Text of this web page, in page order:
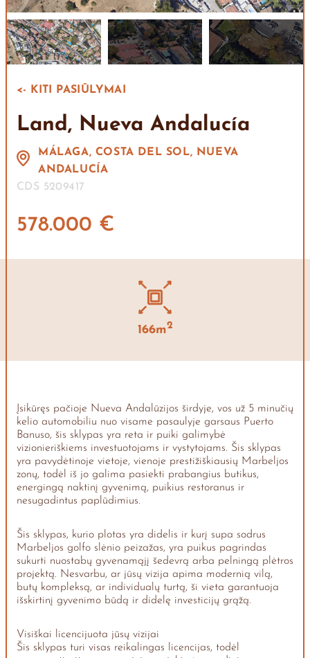
<- KITI PASIŪLYMAI
Land, Nueva Andalucía
MÁLAGA, COSTA DEL SOL, NUEVA
ANDALUCÍA
CDS 5209417
578.000 €
166m2
Įsikūręs pačioje Nueva Andalūzijos širdyje, vos už 5 minučių
kelio automobiliu nuo visame pasaulyje garsaus Puerto
Banuso, šis sklypas yra reta ir puiki galimybė
vizionieriškiems investuotojams ir vystytojams. Šis sklypas
yra pavydėtinoje vietoje, vienoje prestižiškiausių Marbeljos
zonų, todėl iš jo galima pasiekti prabangius butikus,
energingą naktinį gyvenimą, puikius restoranus ir
nesugadintus paplūdimius.
Šis sklypas, kurio plotas yra didelis ir kurį supa sodrus
Marbeljos golfo slėnio peizažas, yra puikus pagrindas
sukurti nuostabų gyvenamąjį šedevrą arba pelningą plėtros
projektą. Nesvarbu, ar jūsų vizija apima modernią vilą,
butų kompleksą, ar individualų turtą, ši vieta garantuoja
išskirtinį gyvenimo būdą ir didelę investicijų grąžą.
Visiškai licencijuota jūsų vizijai
Šis sklypas turi visas reikalingas licencijas, todėl